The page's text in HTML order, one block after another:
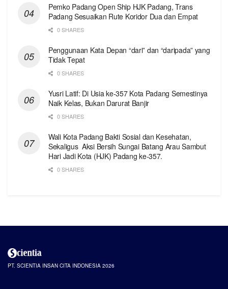
Pemko Padang Open Ship HJK Padang, Trans
Padang Sesuaikan Rute Koridor Dua dan Empat
0 SHARES
Penggunaan Kata Depan “dari” dan “daripada” yang
Tidak Tepat
0 SHARES
Yusri Latif: Di Usia ke-357 Kota Padang Semestinya
Naik Kelas, Bukan Darurat Banjir
0 SHARES
Wali Kota Padang Bakti Sosial dan Kesehatan,
Sekaligus Aksi Bersih Sungai Batang Arau Sambut
Hari Jadi Kota (HJK) Padang ke-357.
0 SHARES
PT. SCIENTIA INSAN CITA INDONESIA 2026